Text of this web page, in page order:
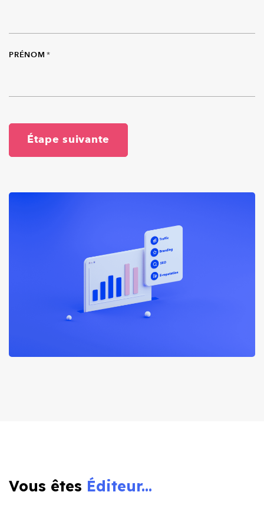
PRÉNOM *
Étape suivante
Vous êtes Éditeur...